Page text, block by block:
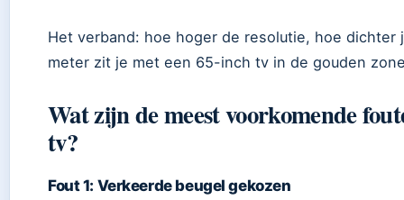
Het verband: hoe hoger de resolutie, hoe
meter zit je met een 65-inch tv in de gouden
Wat zijn de meest voorkomende
tv?
Fout 1: Verkeerde beugel gekozen